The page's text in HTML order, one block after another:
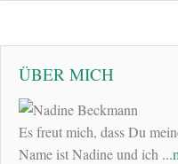
ÜBER MICH
Es freut mich, dass Du
Name ist Nadine und ich